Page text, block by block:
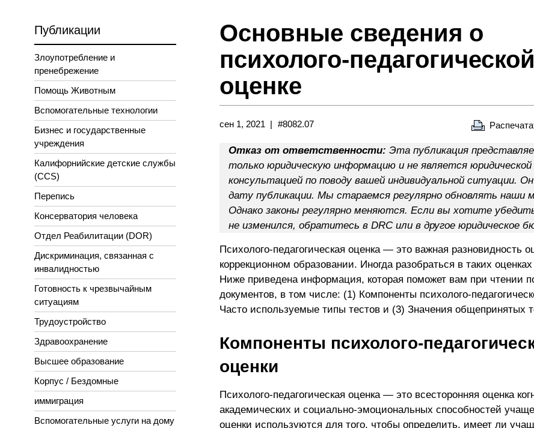
Публикации
Злоупотребление и
пренебрежение
Помощь Животным
Вспомогательные технологии
Бизнес и государственные
учреждения
Калифорнийские детские службы
(CCS)
Перепись
Консерватория человека
Отдел Реабилитации (DOR)
Дискриминация, связанная с
инвалидностью
Готовность к чрезвычайным
ситуациям
Трудоустройство
Здравоохранение
Высшее образование
Корпус / Бездомные
иммиграция
Вспомогательные услуги на дому
Основные сведения о
психолого-педагогической
оценке
сен 1, 2021 #8082.07
Отказ от ответственности: Эта публикация
только юридическую информацию и не является юридической
консультацией по поводу вашей индивидуальной ситуации.
дату публикации. Мы стараемся регулярно обновлять наши
Однако законы регулярно меняются. Если вы хотите
не изменился, обратитесь в DRC или в другое юридическое
Психолого-педагогическая оценка — это важная разновидность
коррекционном образовании. Иногда разобраться в таких
Ниже приведена информация, которая поможет вам при чтении
документов, в том числе: (1) Компоненты психолого-
Часто используемые типы тестов и (3) Значения общепринятых
Компоненты психолого-
оценки
Психолого-педагогическая оценка — это всесторонняя оценка
академических и социально-эмоциональных способностей
оценки используются для того, чтобы определить, имеет ли